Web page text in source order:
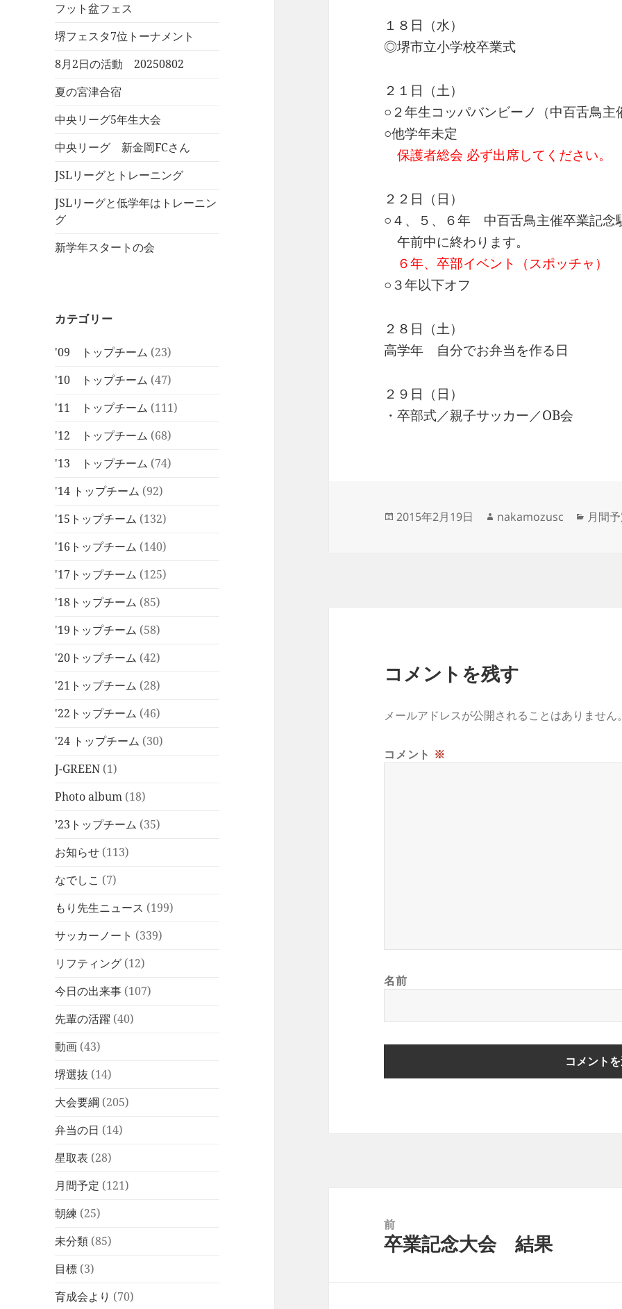
フット盆フェス
堺フェスタ7位トーナメント
8月2日の活動 20250802
夏の宮津合宿
中央リーグ5年生大会
中央リーグ 新金岡FCさん
JSLリーグとトレーニング
JSLリーグと低学年はトレーニン
グ
新学年スタートの会
カテゴリー
'09 トップチーム (23)
'10 トップチーム (47)
'11 トップチーム (111)
'12 トップチーム (68)
'13 トップチーム (74)
'14 トップチーム (92)
'15トップチーム (132)
'16トップチーム (140)
'17トップチーム (125)
'18トップチーム (85)
'19トップチーム (58)
'20トップチーム (42)
'21トップチーム (28)
'22トップチーム (46)
'24 トップチーム (30)
J-GREEN (1)
Photo album (18)
’23トップチーム (35)
お知らせ (113)
なでしこ (7)
もり先生ニュース (199)
サッカーノート (339)
リフティング (12)
今日の出来事 (107)
先輩の活躍 (40)
動画 (43)
堺選抜 (14)
大会要綱 (205)
弁当の日 (14)
星取表 (28)
月間予定 (121)
朝練 (25)
未分類 (85)
目標 (3)
育成会より (70)
１８日（水）
◎堺市立小学校卒業式
２１日（土）
○２年生コッパバンビーノ（中百舌鳥主
○他学年未定
保護者総会 必ず出席してください。
２２日（日）
○４、５、６年 中百舌鳥主催卒業記
午前中に終わります。
６年、卒部イベント（スポッチャ）
○３年以下オフ
２８日（土）
高学年 自分でお弁当を作る日
２９日（日）
・卒部式／親子サッカー／OB会
投
2015年2月19日
作
nakamozusc
カ
月間
コメントを残す
メールアドレスが公開されることはありません
コメント ※
名前
前
前
卒業記念大会 結果